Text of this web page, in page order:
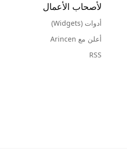
لأصحاب الأعمال
أدوات (Widgets)
أعلن مع Arincen
RSS